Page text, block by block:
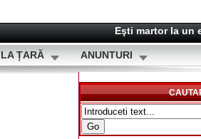
Eşti martor la un
ȚARĂ ANUNTURI